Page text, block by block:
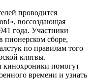
проводится
воссоздающая
года. Участники
пионерском сборе,
по правилам того
клятвы.
кинохроники помогут
времени и узнать